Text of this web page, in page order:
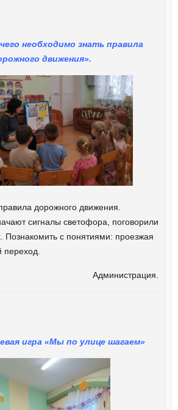
необходимо знать правила
движения».
дорожного движения.
сигналы светофора, поговорили
Познакомить с понятиями: проезжая
Администрация.
игра «Мы по улице шагаем»